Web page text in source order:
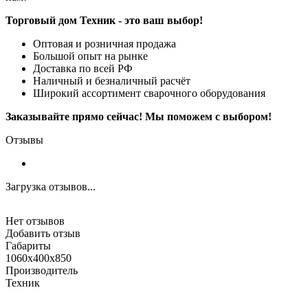
Торговый дом Техник - это ваш выбор!
Оптовая и розничная продажа
Большой опыт на рынке
Доставка по всей РФ
Наличный и безналичный расчёт
Широкий ассортимент сварочного оборудования
Заказывайте прямо сейчас! Мы поможем с выбором!
Отзывы
Загрузка отзывов...
Нет отзывов
Добавить отзыв
Габариты
1060х400х850
Производитель
Техник